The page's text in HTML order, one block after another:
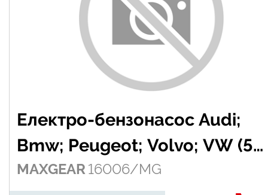
Електро-бензонасос Audi;
Bmw; Peugeot; Volvo; VW (5
bar, L=1
MAXGEAR 16006/MG